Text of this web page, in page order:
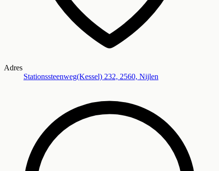
Adres
Stationssteenweg(Kessel) 232, 2560, Nijlen